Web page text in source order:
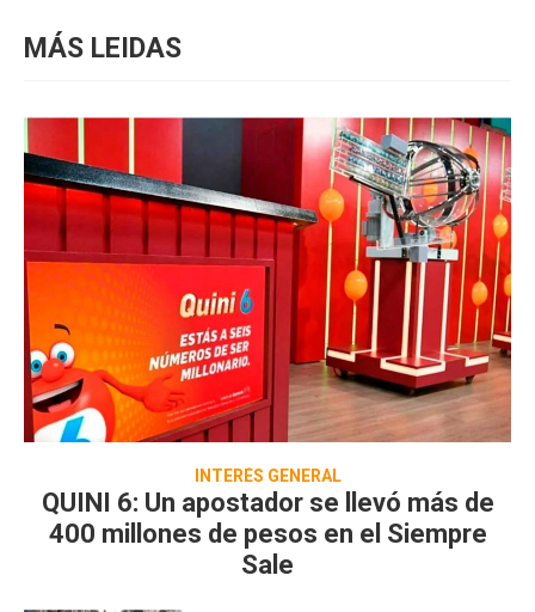
MÁS LEIDAS
INTERÉS GENERAL
QUINI 6: Un apostador se llevó más de
400 millones de pesos en el Siempre
Sale